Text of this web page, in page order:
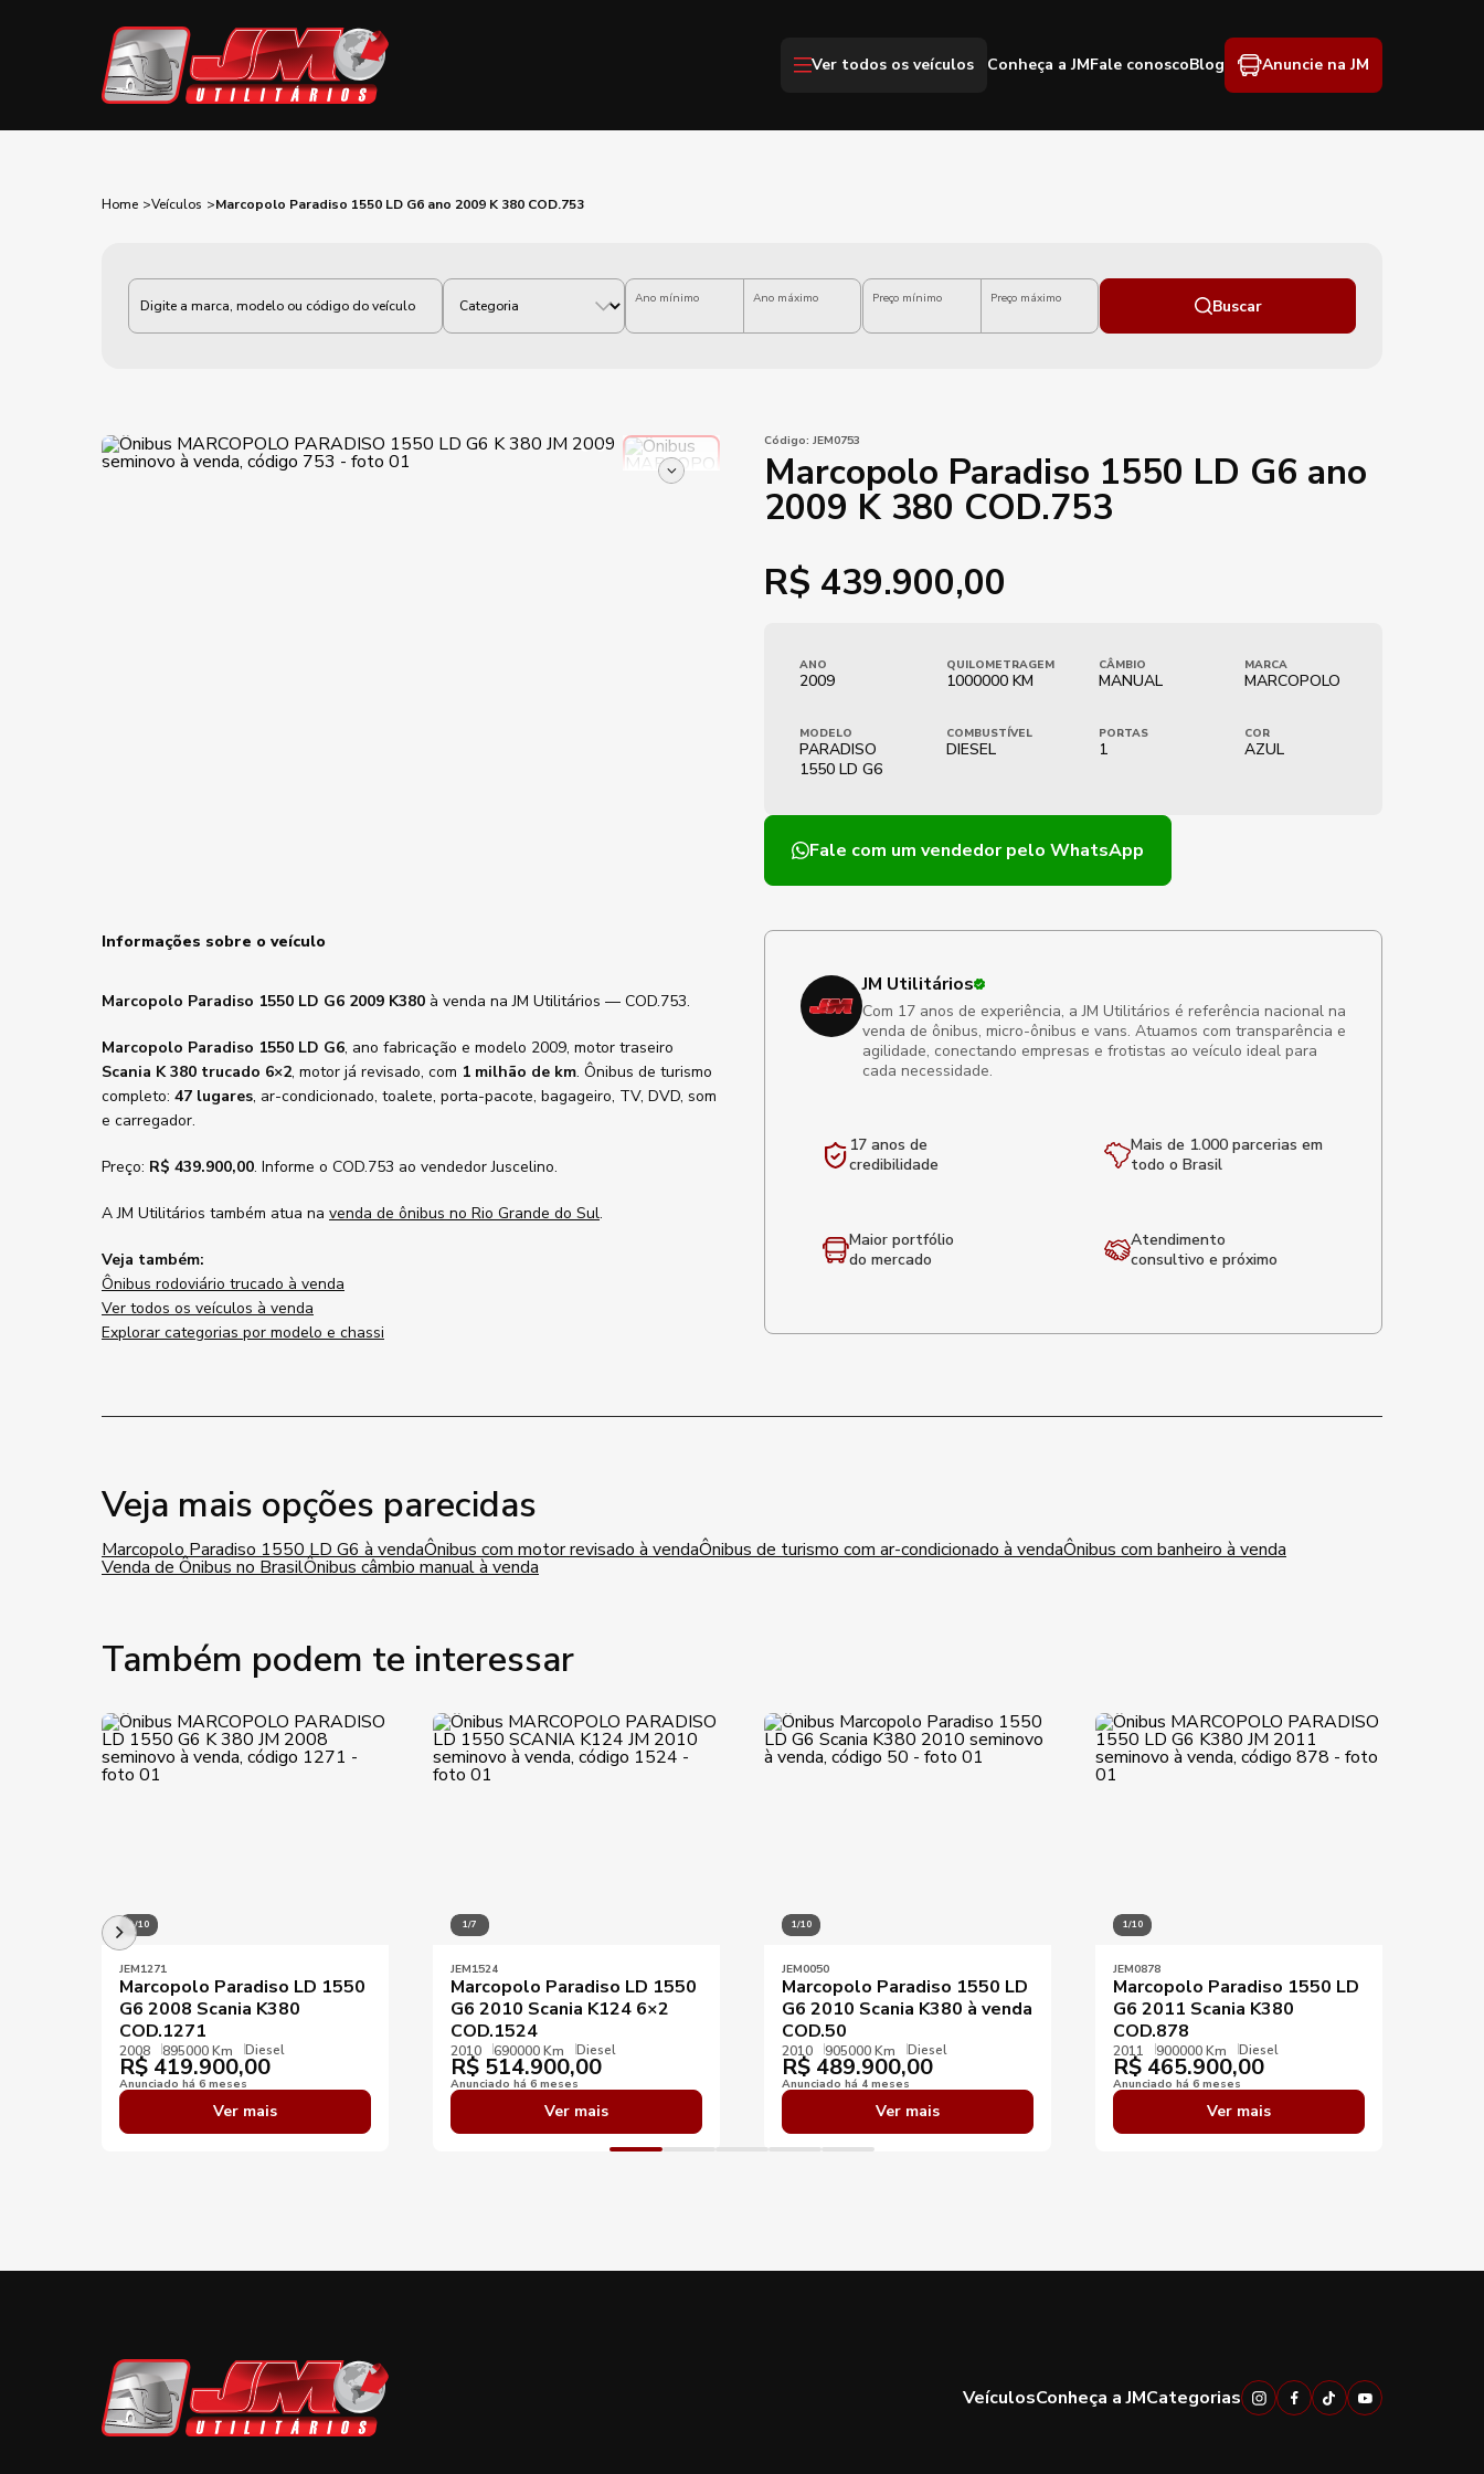
Ver todos os veículos Conheça a JMFale conoscoBlog Anuncie na JM
Home Veículos Marcopolo Paradiso 1550 LD G6 ano 2009 K 380 COD.753
Categoria Ano mínimo Ano máximo Preço mínimo Preço máximo Buscar
Código: JEM0753
Marcopolo Paradiso 1550 LD G6 ano
2009 K 380 COD.753
R$ 439.900,00
ANO
2009
QUILOMETRAGEM
1000000 KM
CÂMBIO
MANUAL
MARCA
MARCOPOLO
MODELO
PARADISO
1550 LD G6
COMBUSTÍVEL
DIESEL
PORTAS
1
COR
AZUL
Fale com um vendedorpelo WhatsApp
Informações sobre o veículo
Marcopolo Paradiso 1550 LD G6 2009 K380 à venda na JM Utilitários — COD.753.
Marcopolo Paradiso 1550 LD G6, ano fabricação e modelo 2009, motor traseiro
Scania K 380 trucado 6×2, motor já revisado, com 1 milhão de km. Ônibus de turismo
completo: 47 lugares, ar-condicionado, toalete, porta-pacote, bagageiro, TV, DVD, som
e carregador.
Preço: R$ 439.900,00. Informe o COD.753 ao vendedor Juscelino.
A JM Utilitários também atua na venda de ônibus no Rio Grande do Sul.
Veja também:
Ônibus rodoviário trucado à venda
Ver todos os veículos à venda
Explorar categorias por modelo e chassi
JM Utilitários
Com 17 anos de experiência, a JM Utilitários é referência nacional na
venda de ônibus, micro-ônibus e vans. Atuamos com transparência e
agilidade, conectando empresas e frotistas ao veículo ideal para
cada necessidade.
17 anos de
credibilidade
Mais de 1.000 parcerias em
todo o Brasil
Maior portfólio
do mercado
Atendimento
consultivo e próximo
Veja mais opções parecidas
Marcopolo Paradiso 1550 LD G6 à vendaÔnibus com motor revisado à vendaÔnibus de turismo com ar-condicionado à vendaÔnibus com banheiro à venda
Venda de Ônibus no BrasilÔnibus câmbio manual à venda
Também podem te interessar
1/10
JEM1271
Marcopolo Paradiso LD 1550
G6 2008 Scania K380
COD.1271
2008 895000 Km Diesel
R$ 419.900,00
Anunciado há 6 meses
Ver mais
1/7
JEM1524
Marcopolo Paradiso LD 1550
G6 2010 Scania K124 6×2
COD.1524
2010 690000 Km Diesel
R$ 514.900,00
Anunciado há 6 meses
Ver mais
1/10
JEM0050
Marcopolo Paradiso 1550 LD
G6 2010 Scania K380 à venda
COD.50
2010 905000 Km Diesel
R$ 489.900,00
Anunciado há 4 meses
Ver mais
1/10
JEM0878
Marcopolo Paradiso 1550 LD
G6 2011 Scania K380
COD.878
2011 900000 Km Diesel
R$ 465.900,00
Anunciado há 6 meses
Ver mais
VeículosConheça a JMCategorias